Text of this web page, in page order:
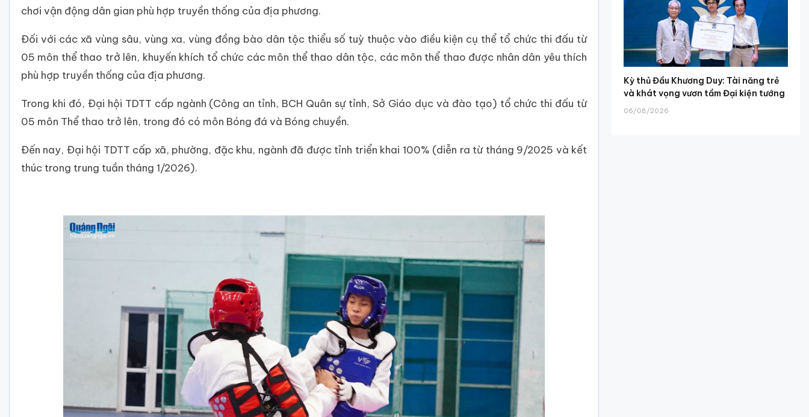
chơi vận động dân gian phù hợp truyền thống của địa phương.
Đối với các xã vùng sâu, vùng xa, vùng đồng bào dân tộc thiểu số tuỳ thuộc vào điều kiện cụ thể tổ chức thi đấu từ
05 môn thể thao trở lên, khuyến khích tổ chức các môn thể thao dân tộc, các môn thể thao được nhân dân yêu thích
phù hợp truyền thống của địa phương.
Trong khi đó, Đại hội TDTT cấp ngành (Công an tỉnh, BCH Quân sự tỉnh, Sở Giáo dục và đào tạo) tổ chức thi đấu từ
05 môn Thể thao trở lên, trong đó có môn Bóng đá và Bóng chuyền.
Đến nay, Đại hội TDTT cấp xã, phường, đặc khu, ngành đã được tỉnh triển khai 100% (diễn ra từ tháng 9/2025 và kết
thúc trong trung tuần tháng 1/2026).
Kỳ thủ Đầu Khương Duy: Tài năng trẻ
và khát vọng vươn tầm Đại kiện tướng
06/08/2026